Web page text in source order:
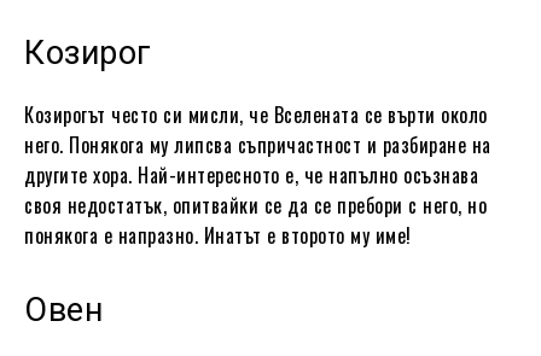
Козирог
Козирогът често си мисли, че Вселената се върти около
него. Понякога му липсва съпричастност и разбиране на
другите хора. Най-интересното е, че напълно осъзнава
своя недостатък, опитвайки се да се пребори с него, но
понякога е напразно. Инатът е второто му име!
Овен